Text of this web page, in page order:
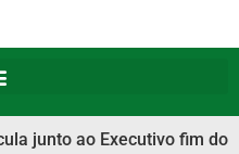
junto ao Executivo fim do